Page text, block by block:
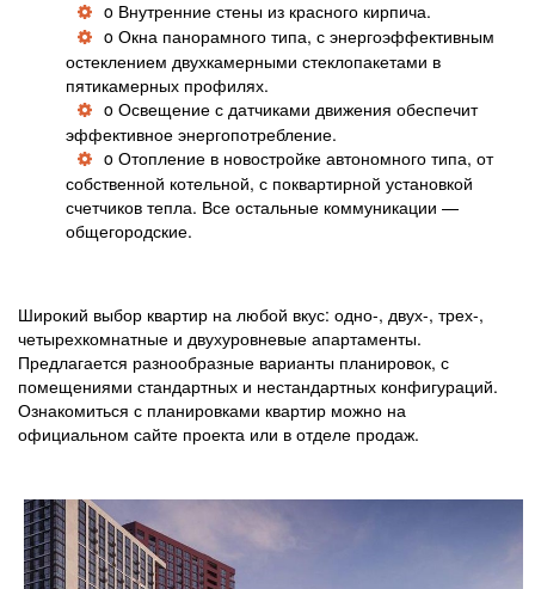
o Внутренние стены из красного кирпича.
o Окна панорамного типа, с энергоэффективным
остеклением двухкамерными стеклопакетами в
пятикамерных профилях.
o Освещение с датчиками движения обеспечит
эффективное энергопотребление.
o Отопление в новостройке автономного типа, от
собственной котельной, с поквартирной установкой
счетчиков тепла. Все остальные коммуникации —
общегородские.
Широкий выбор квартир на любой вкус: одно-, двух-, трех-,
четырехкомнатные и двухуровневые апартаменты.
Предлагается разнообразные варианты планировок, с
помещениями стандартных и нестандартных конфигураций.
Ознакомиться с планировками квартир можно на
официальном сайте проекта или в отделе продаж.